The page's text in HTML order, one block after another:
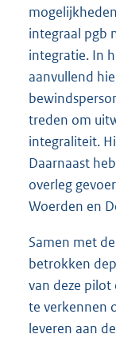
integraal pgb
integratie. In
aanvullend
treden om
integraliteit.
Daarnaast
overleg
Woerden en
Samen met
betrokken
van deze pilot
te verkennen
leveren aan